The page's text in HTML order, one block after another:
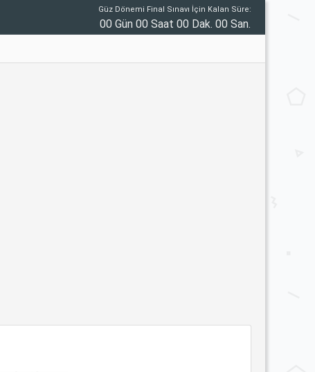
Güz Dönemi Final Sınavı İçin Kalan Süre:
00 Gün 00 Saat 00 Dak. 00 San.